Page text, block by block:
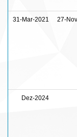
31-Mar-2021 27-
Dez-2024